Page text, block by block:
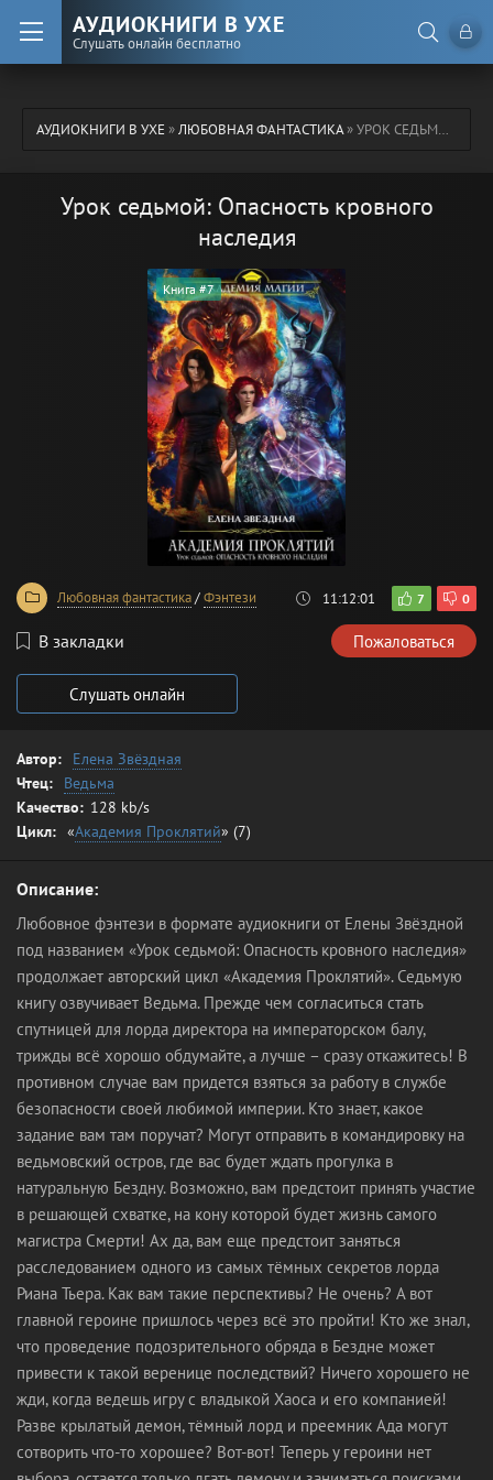
АУДИОКНИГИ В УХЕ
Слушать онлайн бесплатно
АУДИОКНИГИ В УХЕ»ЛЮБОВНАЯ ФАНТАСТИКА» УРОК СЕДЬМОЙ: ОПАСНОСТЬ КРОВНОГО НАСЛЕДИЯ
Урок седьмой: Опасность кровного
наследия
Книга #7
Любовная фантастика/Фэнтези 11:12:01 7 0
В закладки Пожаловаться
Слушать онлайн
Автор:
Елена Звёздная
Чтец:
Ведьма
Качество: 128 kb/s
Цикл: «Академия Проклятий» (7)
Описание:
Любовное фэнтези в формате аудиокниги от Елены Звёздной
под названием «Урок седьмой: Опасность кровного наследия»
продолжает авторский цикл «Академия Проклятий». Седьмую
книгу озвучивает Ведьма. Прежде чем согласиться стать
спутницей для лорда директора на императорском балу,
трижды всё хорошо обдумайте, а лучше – сразу откажитесь! В
противном случае вам придется взяться за работу в службе
безопасности своей любимой империи. Кто знает, какое
задание вам там поручат? Могут отправить в командировку на
ведьмовский остров, где вас будет ждать прогулка в
натуральную Бездну. Возможно, вам предстоит принять участие
в решающей схватке, на кону которой будет жизнь самого
магистра Смерти! Ах да, вам еще предстоит заняться
расследованием одного из самых тёмных секретов лорда
Риана Тьера. Как вам такие перспективы? Не очень? А вот
главной героине пришлось через всё это пройти! Кто же знал,
что проведение подозрительного обряда в Бездне может
привести к такой веренице последствий? Ничего хорошего не
жди, когда ведешь игру с владыкой Хаоса и его компанией!
Разве крылатый демон, тёмный лорд и преемник Ада могут
сотворить что-то хорошее? Вот-вот! Теперь у героини нет